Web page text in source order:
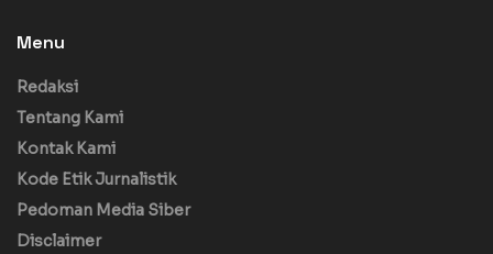
Menu
Redaksi
Tentang Kami
Kontak Kami
Kode Etik Jurnalistik
Pedoman Media Siber
Disclaimer